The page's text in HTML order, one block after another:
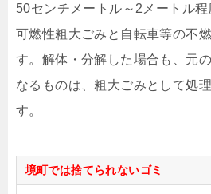
50センチメートル～2メートル
可燃性粗大ごみと自転車等の不
す。解体・分解した場合も、元
なるものは、粗大ごみとして処
す。
境町では捨てられないゴミ